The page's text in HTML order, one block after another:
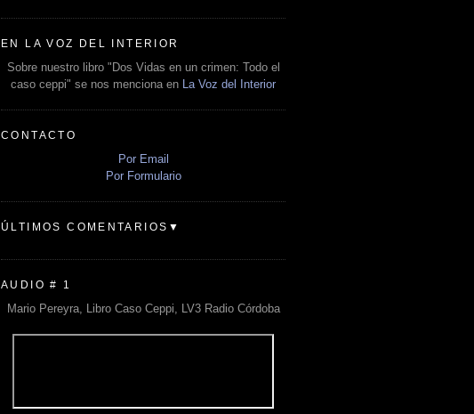
EN LA VOZ DEL INTERIOR
Sobre nuestro libro "Dos Vidas en un crimen: Todo el
caso ceppi" se nos menciona en
La Voz del Interior
CONTACTO
Por Email
Por Formulario
ÚLTIMOS COMENTARIOS▼
AUDIO # 1
Mario Pereyra, Libro Caso Ceppi, LV3 Radio Córdoba